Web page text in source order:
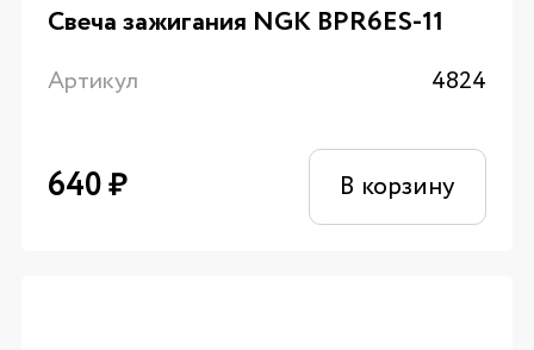
Свеча зажигания NGK BPR6ES-11
Артикул 4824
640₽ В корзину